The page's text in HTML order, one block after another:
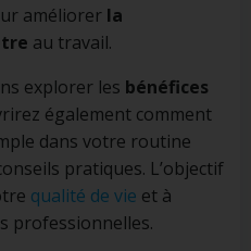
améliorer la
au travail.
explorer les bénéfices
également comment
dans votre routine
pratiques. L’objectif
qualité de vie et à
professionnelles.